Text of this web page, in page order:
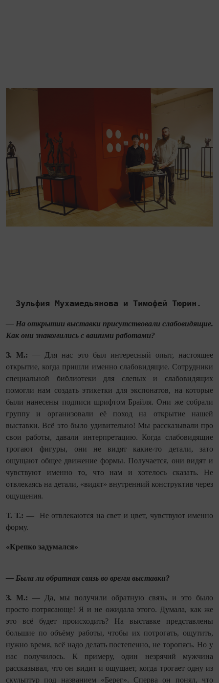
Зульфия Мухамедьянова и Тимофей Тюрин.
— На открытии выставки присутствовали слабовидящие.
Как они знакомились с вашими работами?
З. М.:— Для нас это был интересный опыт, настоящее
открытие, когда пришли именно слабовидящие. Сотрудники
специальной библиотеки для слепых и слабовидящих
помогли нам создать этикетки для экспонатов, на которые
были нанесены подписи шрифтом Брайля. Они же собрали
группу и организовали её поход на открытие нашей
выставки. Всё это было удивительно! Мы рассказывали про
свои работы, давали интерпретацию. Когда слабовидящие
трогают фигуры, они не видят какие-то детали, зато
ощущают общее движение формы. Получается, они видят и
чувствуют именно то, что нам и хотелось сказать. Не
отвлекаясь на детали, «видят» внутренний конструктив через
ощущения.
Т. Т.: — Не отвлекаются на свет и цвет, чувствуют именно
форму.
«Крепко задумался»
— Была ли обратная связь во время выставки?
З. М.: — Да, мы получили обратную связь, и это было
просто потрясающе! Я и не ожидала этого. Думала, как же
это всё будет происходить? На выставке представлены
большие по объёму работы, чтобы их потрогать, ощутить,
нужно время, всё надо делать постепенно, не торопясь. Но у
нас получилось. К примеру, один незрячий мужчина
рассказывал, что он видит и ощущает, когда трогает одну из
скульптур под названием «Берег». Сперва он понял, что